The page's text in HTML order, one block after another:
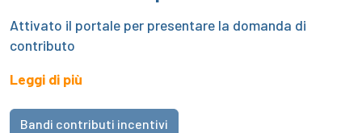
Attivato il portale per presentare la domanda di
contributo
Leggi di più
Bandi contributi incentivi